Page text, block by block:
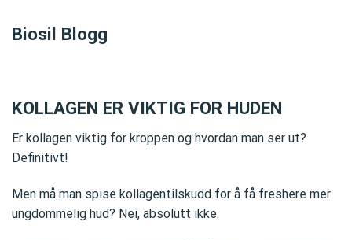
Biosil Blogg
KOLLAGEN ER VIKTIG FOR HUDEN
Er kollagen viktig for kroppen og hvordan man ser ut?
Definitivt!
Men må man spise kollagentilskudd for å få freshere mer
ungdommelig hud? Nei, absolutt ikke.